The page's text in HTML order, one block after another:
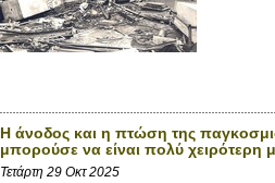
Η άνοδος και η πτώση της
μπορούσε να είναι πολύ
Τετάρτη 29 Οκτ 2025